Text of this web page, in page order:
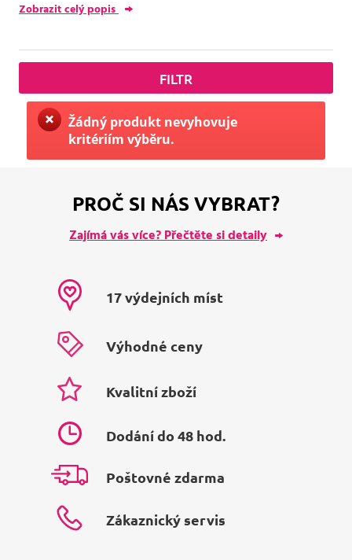
Zobrazit celý popis
FILTR
Žádný produkt nevyhovuje
kritériím výběru.
PROČ SI NÁS VYBRAT?
Zajímá vás více? Přečtěte si detaily
17 výdejních míst
Výhodné ceny
Kvalitní zboží
Dodání do 48 hod.
Poštovné zdarma
Zákaznický servis